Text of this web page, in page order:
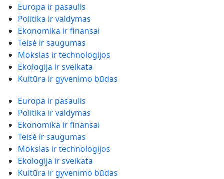
Europa ir pasaulis
Politika ir valdymas
Ekonomika ir finansai
Teisė ir saugumas
Mokslas ir technologijos
Ekologija ir sveikata
Kultūra ir gyvenimo būdas
Europa ir pasaulis
Politika ir valdymas
Ekonomika ir finansai
Teisė ir saugumas
Mokslas ir technologijos
Ekologija ir sveikata
Kultūra ir gyvenimo būdas